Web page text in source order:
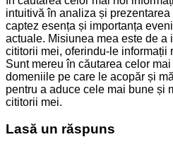
intuitivă în analiza și
captez esența și importanța
actuale. Misiunea mea este de a
cititorii mei, oferindu-le informații
Sunt mereu în căutarea celor
domeniile pe care le acopăr și
pentru a aduce cele mai bune și
cititorii mei.
Lasă un răspuns